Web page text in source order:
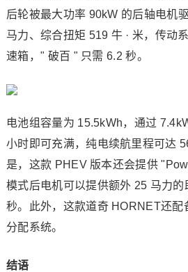
后轮被最大功率 90kW 的后轴电机
马力、综合扭矩 519 牛 · 米，传动
速箱，" 破百 " 只需 6.2 秒。
电池组容量为 15.5kWh，通过
小时即可充满，纯电续航里程可达
是，这款 PHEV 版本还会提供
模式后电机可以提供额外 25 马力
秒。此外，这款道奇 HORNET还配
分配系统。
结语